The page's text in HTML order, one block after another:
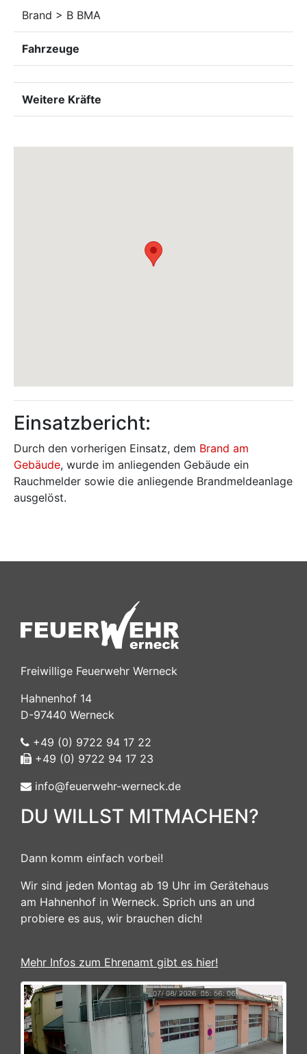
Brand > B BMA
Fahrzeuge
Weitere Kräfte
Einsatzbericht:
Durch den vorherigen Einsatz, dem Brand am
Gebäude, wurde im anliegenden Gebäude ein
Rauchmelder sowie die anliegende Brandmeldeanlage
ausgelöst.
Freiwillige Feuerwehr Werneck
Hahnenhof 14
D-97440 Werneck
+49 (0) 9722 94 17 22
+49 (0) 9722 94 17 23
info@feuerwehr-werneck.de
DU WILLST MITMACHEN?
Dann komm einfach vorbei!
Wir sind jeden Montag ab 19 Uhr im Gerätehaus
am Hahnenhof in Werneck. Sprich uns an und
probiere es aus, wir brauchen dich!
Mehr Infos zum Ehrenamt gibt es hier!